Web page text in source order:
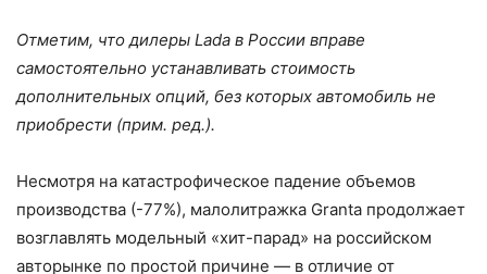
Отметим, что дилеры Lada в России вправе
самостоятельно устанавливать стоимость
дополнительных опций, без которых автомобиль не
приобрести (прим. ред.).
Несмотря на катастрофическое падение объемов
производства (-77%), малолитражка Granta продолжает
возглавлять модельный «хит-парад» на российском
авторынке по простой причине — в отличие от